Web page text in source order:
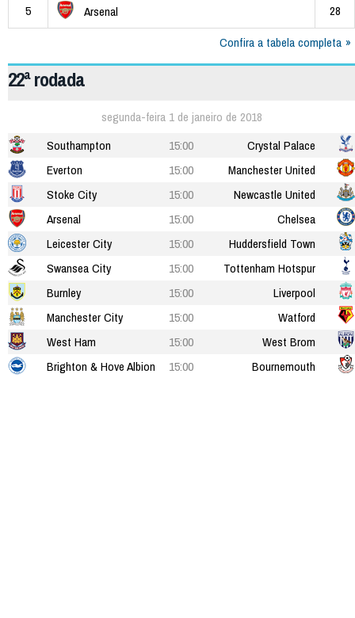
5 Arsenal
28
Confira a tabela completa
22ª rodada
segunda-feira 1 de janeiro de 2018
Southampton
15:00
Crystal Palace
Everton
15:00
Manchester United
Stoke City
15:00
Newcastle United
Arsenal
15:00
Chelsea
Leicester City
15:00
Huddersfield Town
Swansea City
15:00
Tottenham Hotspur
Burnley
15:00
Liverpool
Manchester City
15:00
Watford
West Ham
15:00
West Brom
Brighton & Hove Albion
15:00 Bournemouth